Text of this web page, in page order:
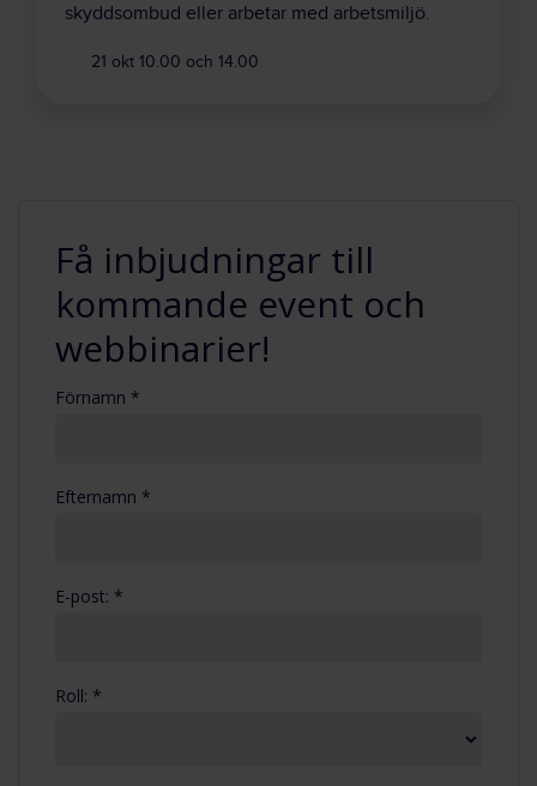
skyddsombud eller arbetar med arbetsmiljö.
21 okt 10.00 och 14.00
Få inbjudningar till
kommande event och
webbinarier!
Förnamn *
Efternamn *
E-post: *
Roll: *